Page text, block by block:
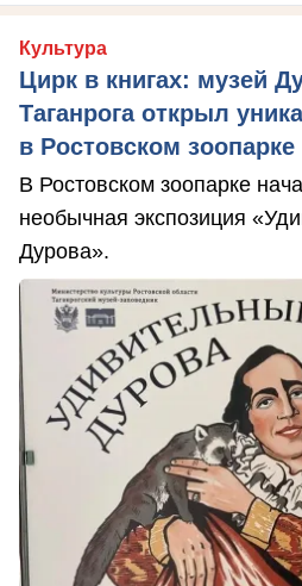
Культура
Цирк в книгах: музей
Таганрога открыл
в Ростовском зоопарке
В Ростовском зоопарке
необычная экспозиция
Дурова».